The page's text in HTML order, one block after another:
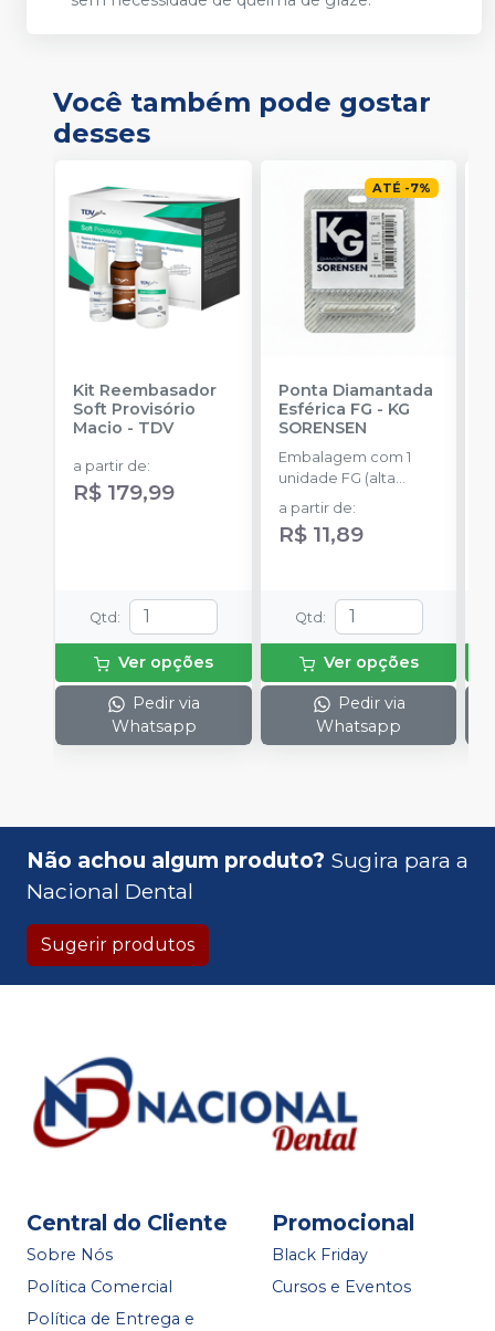
Você também pode gostar
desses
Kit Reembasador
Soft Provisório
Macio - TDV
a partir de:
R$ 179,99
Qtd :
Ver opções
Pedir via
Whatsapp
ATÉ -7%
Ponta Diamantada
Esférica FG - KG
SORENSEN
Embalagem com 1
unidade FG (alta
rotação).
a partir de:
R$ 11,89
Qtd :
Ver opções
Pedir via
Whatsapp
Não achou algum produto? Sugira para a
Nacional Dental
Sugerir produtos
Central do Cliente
Sobre Nós
Política Comercial
Política de Entrega e
Promocional
Black Friday
Cursos e Eventos